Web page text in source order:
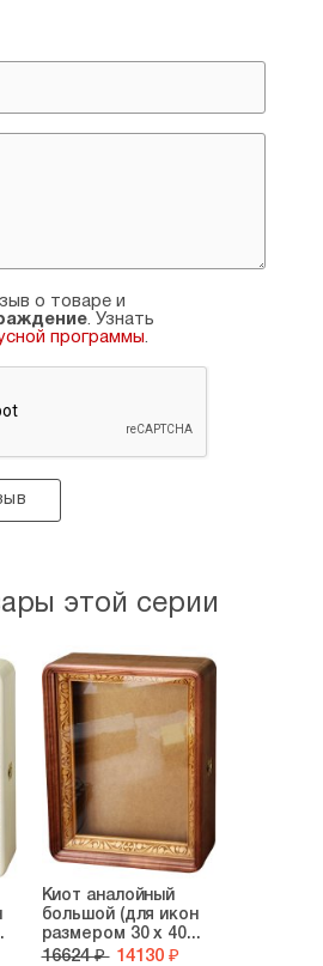
о товаре и
. Узнать
программы.
этой серии
Киот аналойный
большой (для икон
размером 30 х 40...
16624 ₽ 14130 ₽